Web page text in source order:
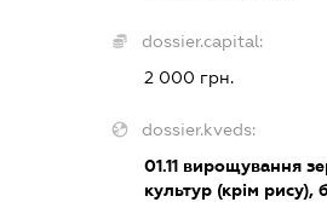
dossier.capital:
2 000 грн.
dossier.kveds:
01.11вирощування
культур (крім рису),